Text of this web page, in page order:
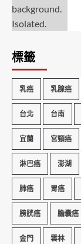
標籤
乳癌 乳腺癌
台北 台南
宜蘭 宮頸癌
淋巴癌 澎湖
肺癌 胃癌
膀胱癌 膽囊癌
金門 雲林